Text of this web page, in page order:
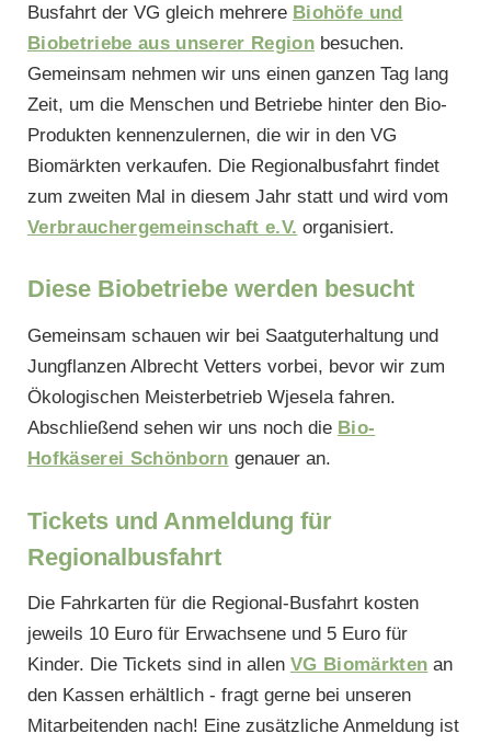
Busfahrt der VG gleich mehrere Biohöfe und
Biobetriebe aus unserer Region besuchen.
Gemeinsam nehmen wir uns einen ganzen Tag lang
Zeit, um die Menschen und Betriebe hinter den Bio-
Produkten kennenzulernen, die wir in den VG
Biomärkten verkaufen. Die Regionalbusfahrt findet
zum zweiten Mal in diesem Jahr statt und wird vom
Verbrauchergemeinschaft e.V. organisiert.
Diese Biobetriebe werden besucht
Gemeinsam schauen wir bei Saatguterhaltung und
Jungflanzen Albrecht Vetters vorbei, bevor wir zum
Ökologischen Meisterbetrieb Wjesela fahren.
Abschließend sehen wir uns noch die Bio-
Hofkäserei Schönborn genauer an.
Tickets und Anmeldung für
Regionalbusfahrt
Die Fahrkarten für die Regional-Busfahrt kosten
jeweils 10 Euro für Erwachsene und 5 Euro für
Kinder. Die Tickets sind in allen VG Biomärkten an
den Kassen erhältlich - fragt gerne bei unseren
Mitarbeitenden nach! Eine zusätzliche Anmeldung ist